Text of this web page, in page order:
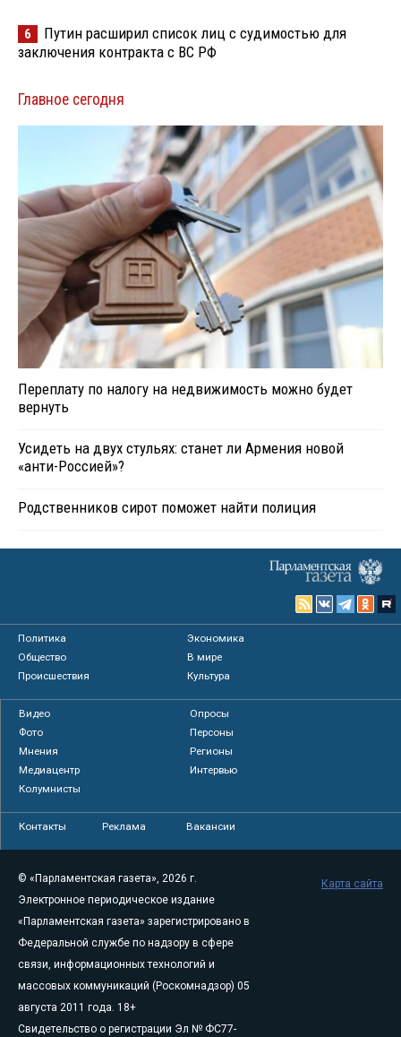
6
Путин расширил список лиц с судимостью для
заключения контракта с ВС РФ
Главное сегодня
Переплату по налогу на недвижимость можно будет
вернуть
Усидеть на двух стульях: станет ли Армения новой
«анти-Россией»?
Родственников сирот поможет найти полиция
Политика
Экономика
Общество
В мире
Происшествия
Культура
Видео
Опросы
Фото
Персоны
Мнения
Регионы
Медиацентр
Интервью
Колумнисты
Контакты Реклама Вакансии
© «Парламентская газета», 2026 г.
Электронное периодическое издание
«Парламентская газета» зарегистрировано в
Федеральной службе по надзору в сфере
связи, информационных технологий и
массовых коммуникаций (Роскомнадзор) 05
августа 2011 года. 18+
Свидетельство о регистрации Эл № ФС77-
Карта сайта